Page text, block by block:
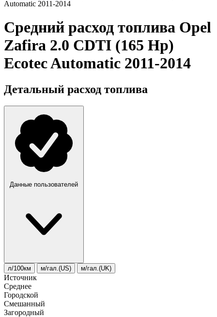
Automatic 2011-2014
Средний расход топлива Opel
Zafira 2.0 CDTI (165 Hp)
Ecotec Automatic 2011-2014
Детальный расход топлива
Данные пользователей
л/100км м/гал.(US) м/гал.(UK)
Источник
Среднее
Городской
Смешанный
Загородный